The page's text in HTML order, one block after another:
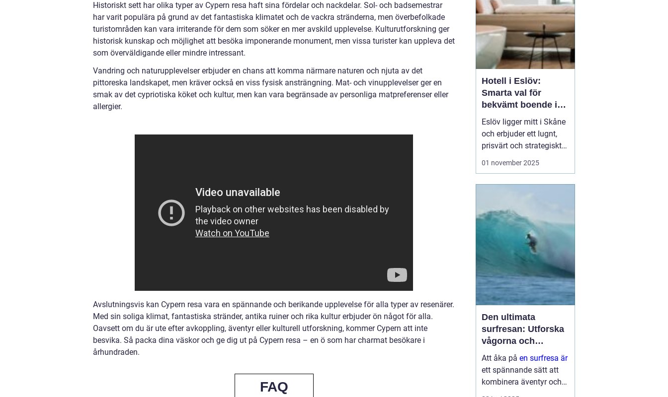
Historiskt sett har olika typer av Cypern resa haft sina fördelar och nackdelar. Sol- och badsemestrar
har varit populära på grund av det fantastiska klimatet och de vackra stränderna, men överbefolkade
turistområden kan vara irriterande för dem som söker en mer avskild upplevelse. Kulturutforskning ger
historisk kunskap och möjlighet att besöka imponerande monument, men vissa turister kan uppleva det
som överväldigande eller mindre intressant.
Vandring och naturupplevelser erbjuder en chans att komma närmare naturen och njuta av det
pittoreska landskapet, men kräver också en viss fysisk ansträngning. Mat- och vinupplevelser ger en
smak av det cypriotiska köket och kultur, men kan vara begränsade av personliga matpreferenser eller
allergier.
Avslutningsvis kan Cypern resa vara en spännande och berikande upplevelse för alla typer av resenärer.
Med sin soliga klimat, fantastiska stränder, antika ruiner och rika kultur erbjuder ön något för alla.
Oavsett om du är ute efter avkoppling, äventyr eller kulturell utforskning, kommer Cypern att inte
besvika. Så packa dina väskor och ge dig ut på Cypern resa – en ö som har charmat besökare i
århundraden.
FAQ
Hotell i Eslöv:
Smarta val för
bekvämt boende i
hjärtat av Skåne
Eslöv ligger mitt i Skåne
och erbjuder ett lugnt,
prisvärt och strategiskt
boendealternativ för
parkering ...
01 november 2025
Den ultimata
surfresan: Utforska
vågorna och
upptäck äventyret
Att åka på en surfresa är
ett spännande sätt att
kombinera äventyr och
avkoppling. Det ger